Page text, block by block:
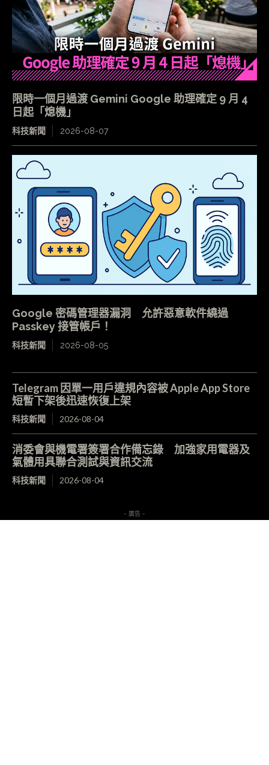
限時一個月過渡 Gemini Google 助理確定 9 月 4
日起「熄機」
科技新聞 2026-08-07
Google 密碼管理器漏洞 允許惡意軟件繞過
Passkey 接管帳戶！
科技新聞 2026-08-05
Telegram 因單一用戶違規內容被 Apple App Store
短暫下架後迅速恢復上架
科技新聞 2026-08-04
消委會與機電署簽署合作備忘錄 加強家用電器及
氣體用具聯合測試與資訊交流
科技新聞 2026-08-04
- 廣告 -